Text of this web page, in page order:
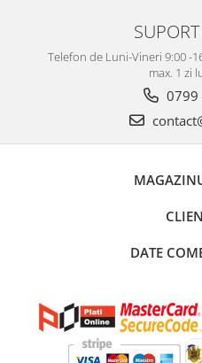
Telefon de Luni-Vineri 9:00 -
max. 1 zi
0799
DATE